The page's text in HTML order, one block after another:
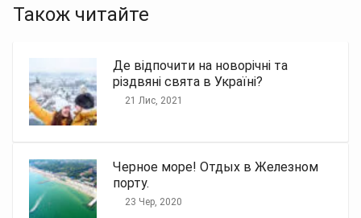
Також читайте
Де відпочити на новорічні та
різдвяні свята в Україні?
21 Лис, 2021
Черное море! Отдых в Железном
порту.
23 Чер, 2020